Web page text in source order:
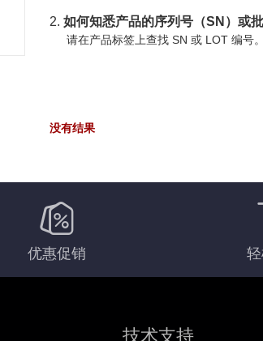
2. 如何知悉产品的序列号（SN）或
请在产品标签上查找 SN 或 LOT 编号。
没有结果
优惠促销
技术支持